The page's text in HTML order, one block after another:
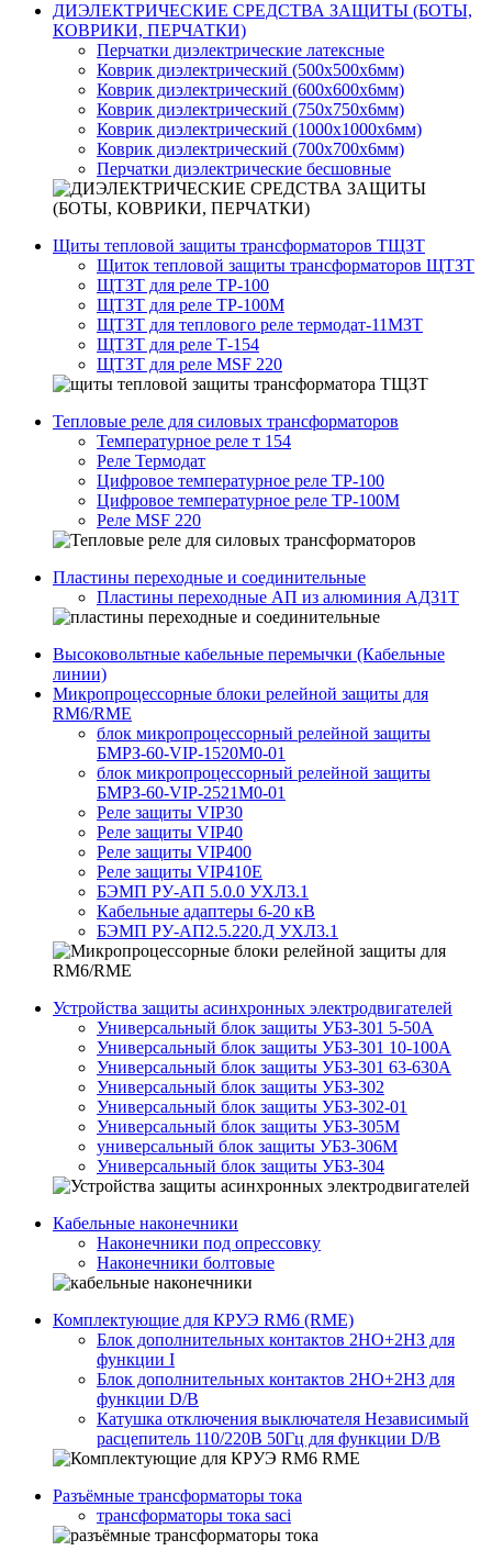
ДИЭЛЕКТРИЧЕСКИЕ СРЕДСТВА ЗАЩИТЫ (БОТЫ,
КОВРИКИ, ПЕРЧАТКИ)
Перчатки диэлектрические латексные
Коврик диэлектрический (500х500х6мм)
Коврик диэлектрический (600х600х6мм)
Коврик диэлектрический (750х750х6мм)
Коврик диэлектрический (1000х1000х6мм)
Коврик диэлектрический (700х700х6мм)
Перчатки диэлектрические бесшовные
Щиты тепловой защиты трансформаторов ТЩЗТ
Щиток тепловой защиты трансформаторов ЩТЗТ
ЩТЗТ для реле ТР-100
ЩТЗТ для реле ТР-100М
ЩТЗТ для теплового реле термодат-11МЗТ
ЩТЗТ для реле Т-154
ЩТЗТ для реле MSF 220
Тепловые реле для силовых трансформаторов
Температурное реле т 154
Реле Термодат
Цифровое температурное реле ТР-100
Цифровое температурное реле ТР-100М
Реле MSF 220
Пластины переходные и соединительные
Пластины переходные АП из алюминия АД31Т
Высоковольтные кабельные перемычки (Кабельные
линии)
Микропроцессорные блоки релейной защиты для
RM6/RME
блок микропроцессорный релейной защиты
БМРЗ-60-VIP-1520М0-01
блок микропроцессорный релейной защиты
БМРЗ-60-VIP-2521М0-01
Реле защиты VIP30
Реле защиты VIP40
Реле защиты VIP400
Реле защиты VIP410E
БЭМП РУ-АП 5.0.0 УХЛ3.1
Кабельные адаптеры 6-20 кВ
БЭМП РУ-АП2.5.220.Д УХЛ3.1
Устройства защиты асинхронных электродвигателей
Универсальный блок защиты УБЗ-301 5-50А
Универсальный блок защиты УБЗ-301 10-100А
Универсальный блок защиты УБЗ-301 63-630А
Универсальный блок защиты УБЗ-302
Универсальный блок защиты УБЗ-302-01
Универсальный блок защиты УБЗ-305М
универсальный блок защиты УБЗ-306М
Универсальный блок защиты УБЗ-304
Кабельные наконечники
Наконечники под опрессовку
Наконечники болтовые
Комплектующие для КРУЭ RM6 (RME)
Блок дополнительных контактов 2НО+2НЗ для
функции I
Блок дополнительных контактов 2НО+2НЗ для
функции D/B
Катушка отключения выключателя Независимый
расцепитель 110/220В 50Гц для функции D/B
Разъёмные трансформаторы тока
трансформаторы тока saci